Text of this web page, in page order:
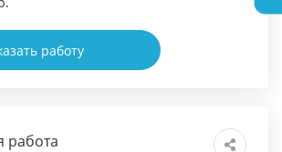
работу
работа